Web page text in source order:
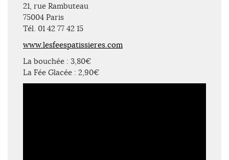
21, rue Rambuteau
75004 Paris
Tél. 01 42 77 42 15
www.lesfeespatissieres.com
La bouchée : 3,80€
La Fée Glacée : 2,90€